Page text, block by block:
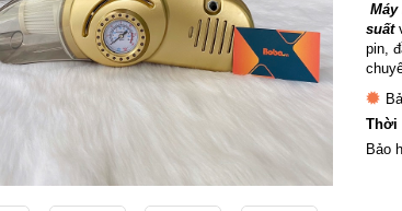
suất
pin,
Thời
Bảo